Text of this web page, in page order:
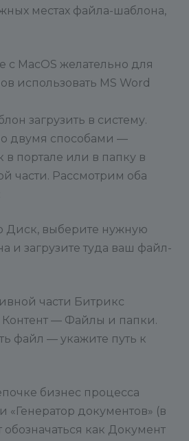
местах файла-шаблона,
с MacOS желательно для
использовать MS Word
загрузить в систему.
двумя способами —
в портале или в папку в
части. Рассмотрим оба
Диск, выберите нужную
и загрузите туда ваш файл-
части Битрикс
Контент — Файлы и папки.
файл — укажите путь к
бизнес процесса
«Генератор документов» (в
как Документ